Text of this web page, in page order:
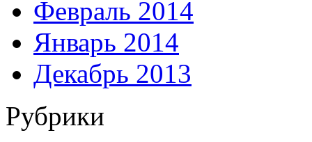
Февраль 2014
Январь 2014
Декабрь 2013
Рубрики